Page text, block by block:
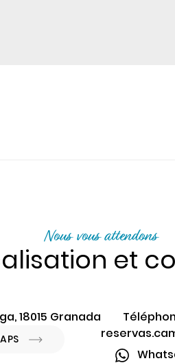
Nous vous attendons
et
18015 Granada